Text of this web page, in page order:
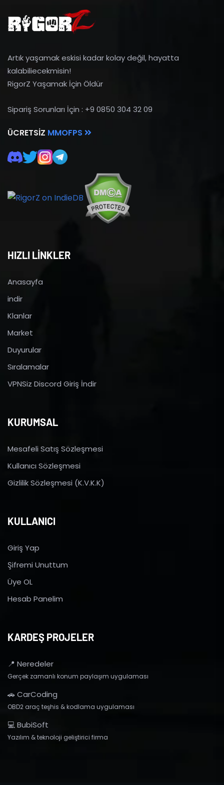
Artık yaşamak eskisi kadar kolay değil, hayatta
kalabiliecekmisin!
RigorZ Yaşamak İçin Öldür
Sipariş Sorunları İçin : +9 0850 304 32 09
ÜCRETSIZ MMOFPS
HIZLI LİNKLER
Anasayfa
indir
Klanlar
Market
Duyurular
Sıralamalar
VPNSiz Discord Giriş İndir
KURUMSAL
Mesafeli Satış Sözleşmesi
Kullanıcı Sözleşmesi
Gizlilik Sözleşmesi (K.V.K.K)
KULLANICI
Giriş Yap
Şifremi Unuttum
Üye OL
Hesab Panelim
KARDEŞ PROJELER
📍 Neredeler
Gerçek zamanlı konum paylaşım uygulaması
🚗 CarCoding
OBD2 araç teşhis & kodlama uygulaması
💻 BubiSoft
Yazılım & teknoloji geliştirici firma